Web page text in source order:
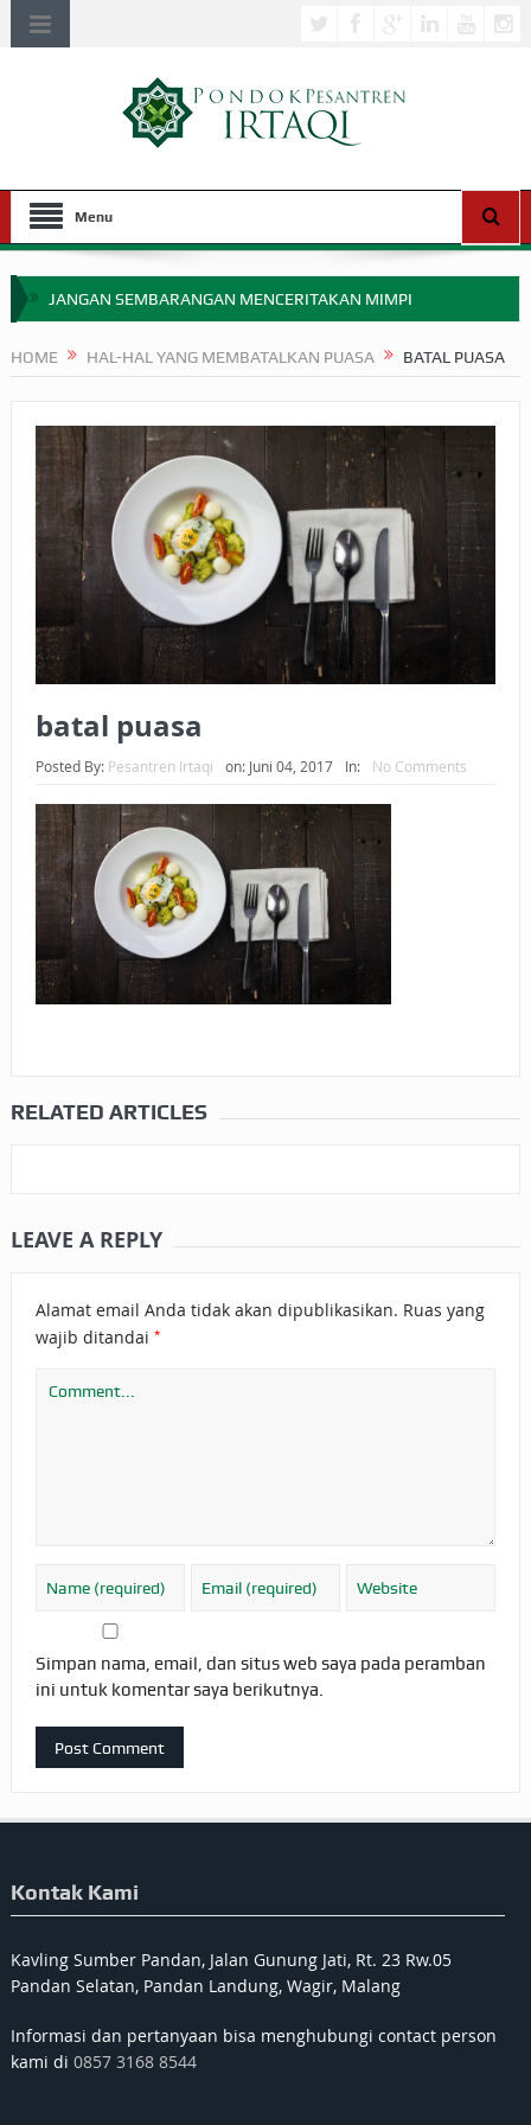
Menu
JANGAN SEMBARANGAN MENCERITAKAN MIMPI
APA HUKUM MEMPERCEPAT PEMBAYARAN ZAKAT
SEBELUM TIBA SAAT WAJIB?
HAKIKAT NIKMAT DI DUNIA!
BAGAIMANA CARA MEMBAYAR ZAKAT UANG?
UANG HARAM BISA MENJADI HALAL JIKA SEBAB
KEPEMILIKANNYA BERUBAH
BAHASA CINTA KARENA ALLAH
HUKUM MEMBAYAR ZAKAT KEPADA KERABAT SENDIRI
HOME HAL-HAL YANG MEMBATALKAN PUASA BATAL PUASA
batal puasa
Posted By: Pesantren Irtaqi on: Juni 04, 2017 In: No Comments
RELATED ARTICLES
LEAVE A REPLY
Alamat email Anda tidak akan dipublikasikan. Ruas yang
wajib ditandai *
Simpan nama, email, dan situs web saya pada peramban
ini untuk komentar saya berikutnya.
Kontak Kami
Kavling Sumber Pandan, Jalan Gunung Jati, Rt. 23 Rw.05
Pandan Selatan, Pandan Landung, Wagir, Malang
Informasi dan pertanyaan bisa menghubungi contact person
kami di 0857 3168 8544